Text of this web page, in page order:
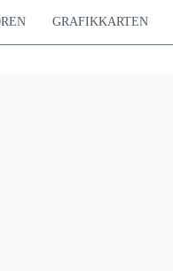
GRAFIKKARTEN